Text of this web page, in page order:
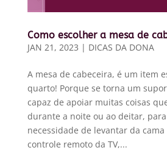
Como escolher a mesa de
JAN 21, 2023 | DICAS DA DONA
A mesa de cabeceira, é um item
quarto! Porque se torna um
capaz de apoiar muitas coisas
durante a noite ou ao deitar,
necessidade de levantar da
controle remoto da TV,...